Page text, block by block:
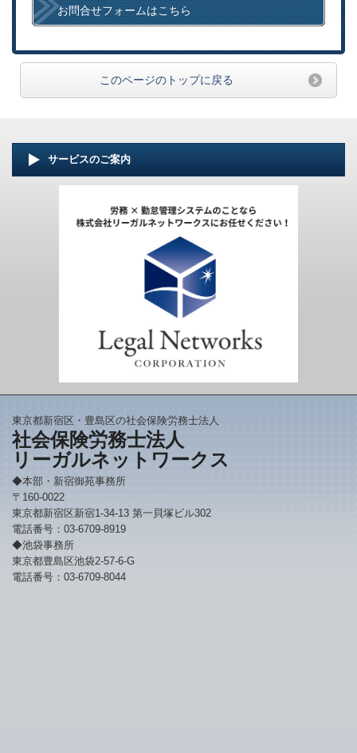
お問合せフォームはこちら
このページのトップに戻る
サービスのご案内
東京都新宿区・豊島区の社会保険労務士法人
社会保険労務士法人
リーガルネットワークス
◆本部・新宿御苑事務所
〒160-0022
東京都新宿区新宿1-34-13 第一貝塚ビル302
電話番号：03-6709-8919
◆池袋事務所
東京都豊島区池袋2-57-6-G
電話番号：03-6709-8044